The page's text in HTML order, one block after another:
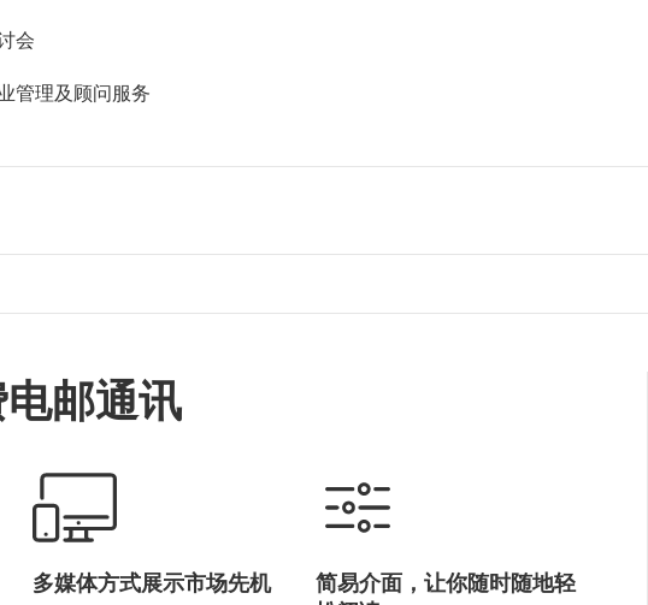
会
管理及顾问服务
邮通讯
多媒体方式展示市场先机
简易介面，让你随时随地轻